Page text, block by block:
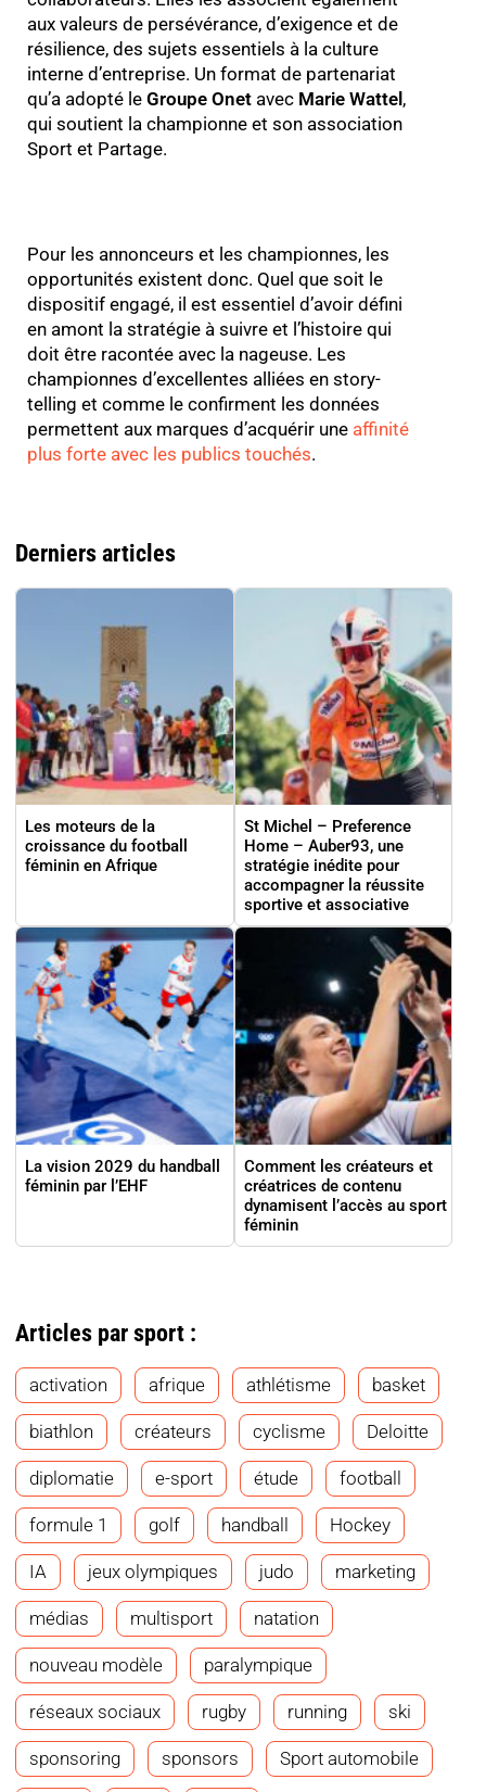
aux valeurs de persévérance, d’exigence et de
résilience, des sujets essentiels à la culture
interne d’entreprise. Un format de partenariat
qu’a adopté le Groupe Onetavec Marie Wattel ,
qui soutient la championne et son association
Sport et Partage.
Pour les annonceurs et les championnes, les
opportunités existent donc. Quel que soit le
dispositif engagé, il est essentiel d’avoir défini
en amont la stratégie à suivre et l’histoire qui
doit être racontée avec la nageuse. Les
championnes d’excellentes alliées en story-
telling et comme le confirment les données
permettent aux marques d’acquérir une affinité
plus forte avec les publics touchés.
Derniers articles
Les moteurs de la
croissance du football
féminin en Afrique
St Michel – Preference
Home – Auber93, une
stratégie inédite pour
accompagner la réussite
sportive et associative
La vision 2029 du handball
féminin par l’EHF
Comment les créateurs et
créatrices de contenu
dynamisent l’accès au sport
féminin
Articles par sport :
activation afrique athlétisme basket
biathlon créateurs cyclisme Deloitte
diplomatie e-sport étude football
formule 1 golf handball Hockey
IA jeux olympiques judo marketing
médias multisport natation
nouveau modèle paralympique
réseaux sociaux rugby running ski
sponsoring sponsors Sport automobile